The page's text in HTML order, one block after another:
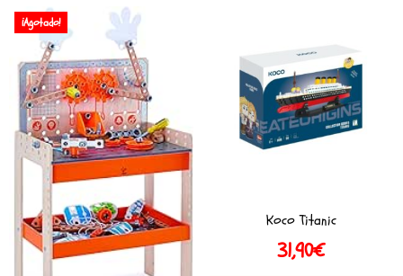
¡Agotado!
Koco Titanic
31,90€